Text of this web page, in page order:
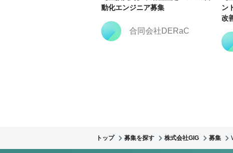
動化エンジニア募集
合同会社DERaC
ン
改
トップ 募集を探す 株式会社GIG 募集